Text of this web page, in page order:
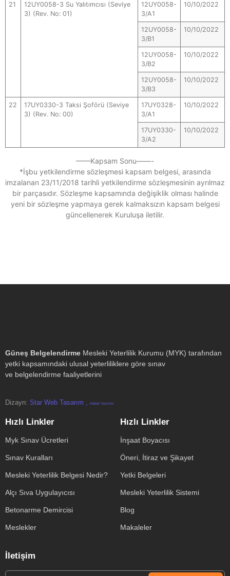
21
12UY0058-3 Su Yalıtımcısı (Seviye
3) (Rev. No: 01)
12UY0058-
3/A1
10/10/2022
12UY0058-
3/B1
10/10/2022
12UY0058-
3/B2
10/10/2022
12UY0058-
3/B3
10/10/2022
22
17UY0330-3 Taksi Şoförü (Seviye
3) (Rev. No: 00)
17UY0328-
3/A1
10/10/2022
17UY0330-
3/A2
10/10/2022
——Kapsam Sonu——-
*İşbu yetkilendirme sözleşmesi kapsam belgesi, arasında
imzalanan 23/11/2018 tarihli yetkilendirme sözleşmesinin ayrılmaz
bir parçasıdır. Sözleşme kapsamında değişiklik olması halinde
yeni bir sözleşme yapmaya gerek kalmaksızın kapsam belgesi
güncellenerek Kuruluşa iletilir.
Güneş Belgelendirme Mesleki Yeterlilik Kurumu (MYK) tarafından
yetki kapsamındaki ulusal yeterliliklere göre sınav
ve belgelendirme faaliyetlerini
Dizayn: Star Web Tasarım , Haber Yazılımı
Hızlı Linkler
Myk Sınav Ücretleri
Sınav Kuralları
Mesleki Yeterlilik Belgesi Nedir?
Alçı Sıva Uygulayıcısı
Betonarme Demircisi
Meslekler
Hızlı Linkler
İnşaat Boyacısı
Öneri, İtiraz ve Şikayet
Yetki Belgeleri
Mesleki Yeterlilik Sistemi
Blog
Makaleler
İletişim